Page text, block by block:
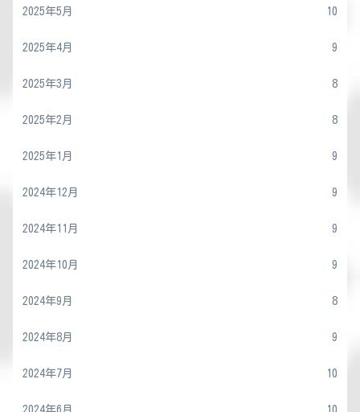
2025年5月 10
2025年4月 9
2025年3月 8
2025年2月 8
2025年1月 9
2024年12月 9
2024年11月 9
2024年10月 9
2024年9月 8
2024年8月 9
2024年7月 10
2024年6月 10